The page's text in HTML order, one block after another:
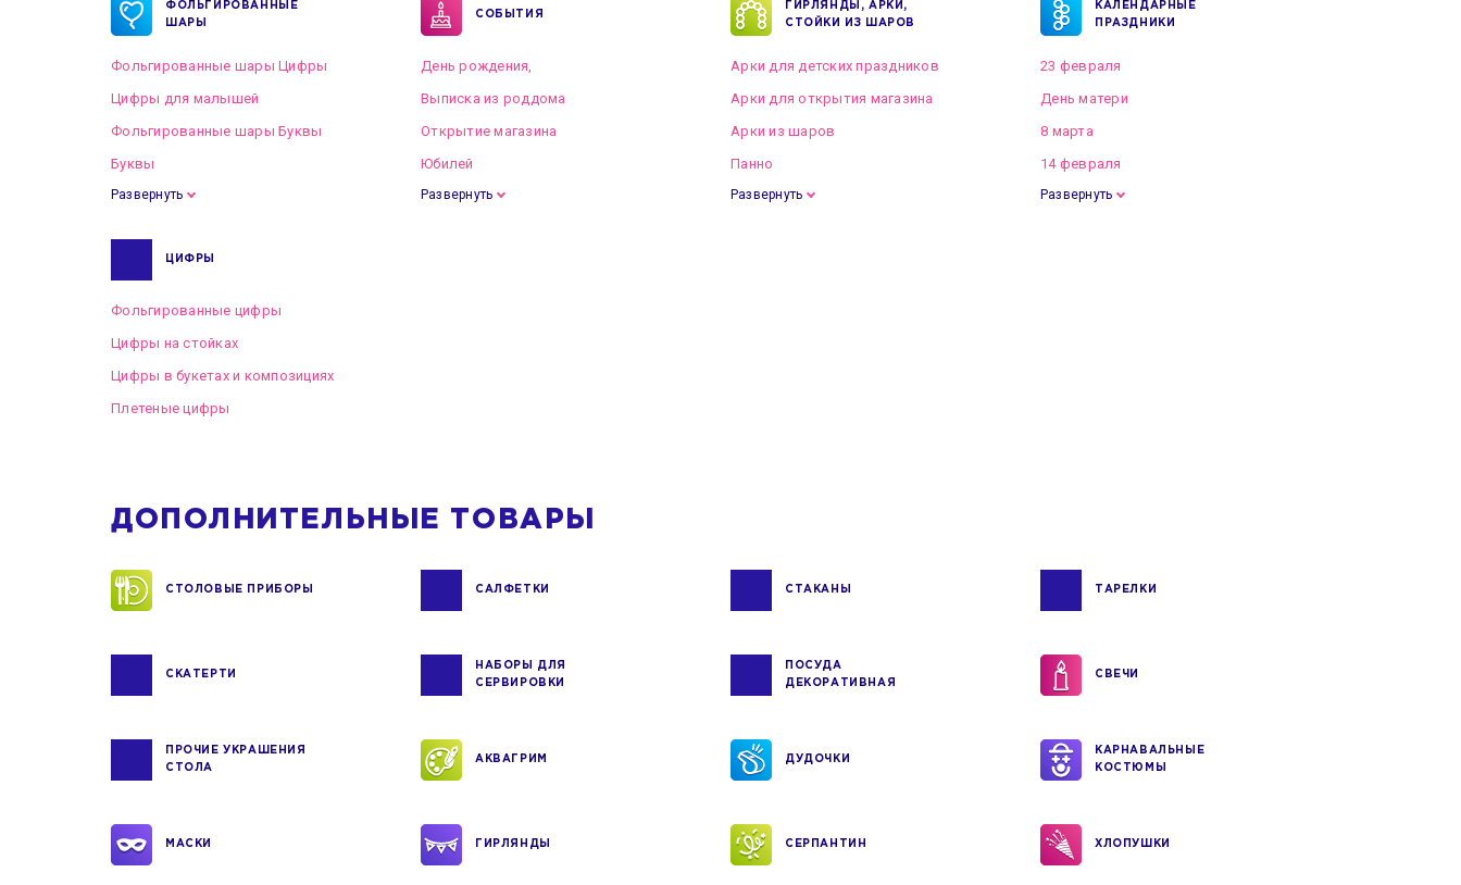
ФОЛЬГИРОВАННЫЕ
ШАРЫ
Фольгированные шары Цифры
Цифры для малышей
Фольгированные шары Буквы
Буквы
Развернуть
СОБЫТИЯ
День рождения,
Выписка из роддома
Открытие магазина
Юбилей
Развернуть
ГИРЛЯНДЫ, АРКИ,
СТОЙКИ ИЗ ШАРОВ
Арки для детских праздников
Арки для открытия магазина
Арки из шаров
Панно
Развернуть
КАЛЕНДАРНЫЕ
ПРАЗДНИКИ
23 февраля
День матери
8 марта
14 февраля
Развернуть
ЦИФРЫ
Фольгированные цифры
Цифры на стойках
Цифры в букетах и композициях
Плетеные цифры
ДОПОЛНИТЕЛЬНЫЕ ТОВАРЫ
СТОЛОВЫЕ ПРИБОРЫ САЛФЕТКИ СТАКАНЫ ТАРЕЛКИ
СКАТЕРТИ
НАБОРЫ ДЛЯ
СЕРВИРОВКИ
ПОСУДА
ДЕКОРАТИВНАЯ
СВЕЧИ
ПРОЧИЕ УКРАШЕНИЯ
СТОЛА
АКВАГРИМ ДУДОЧКИ
КАРНАВАЛЬНЫЕ
КОСТЮМЫ
МАСКИ ГИРЛЯНДЫ СЕРПАНТИН ХЛОПУШКИ